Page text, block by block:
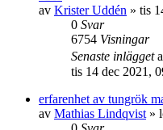
av Krister Uddén » tis
0 Svar
6754 Visningar
Senaste inlägget
tis 14 dec 2021,
erfarenhet av tungrök
av Mathias Lindqvist »